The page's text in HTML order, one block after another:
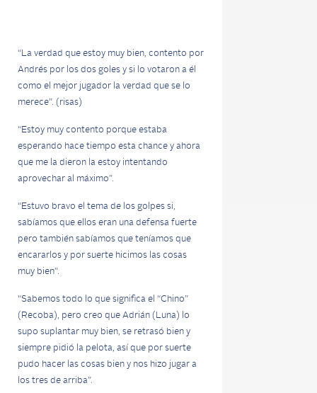
“La verdad que estoy muy bien, contento por
Andrés por los dos goles y si lo votaron a él
como el mejor jugador la verdad que se lo
merece”. (risas)
“Estoy muy contento porque estaba
esperando hace tiempo esta chance y ahora
que me la dieron la estoy intentando
aprovechar al máximo”.
“Estuvo bravo el tema de los golpes si,
sabíamos que ellos eran una defensa fuerte
pero también sabíamos que teníamos que
encararlos y por suerte hicimos las cosas
muy bien”.
“Sabemos todo lo que significa el “Chino”
(Recoba), pero creo que Adrián (Luna) lo
supo suplantar muy bien, se retrasó bien y
siempre pidió la pelota, así que por suerte
pudo hacer las cosas bien y nos hizo jugar a
los tres de arriba”.